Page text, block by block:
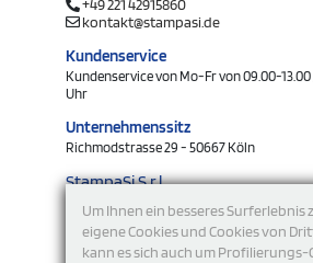
Um Ihnen ein besseres
eigene Cookies und Cookies von
kann es sich auch um Profilierungs-
+49 221 42915860
kontakt@stampasi.de
Kundenservice
Kundenservice von Mo-Fr von 09.00-13.00
Uhr
Unternehmenssitz
Richmodstrasse 29 - 50667 Köln
StampaSi S.r.l.
folgen Sie uns